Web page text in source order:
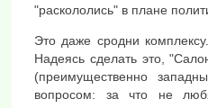
"раскололись" в плане
Это даже сродни
Надеясь сделать это,
(преимущественно
вопросом: за что не